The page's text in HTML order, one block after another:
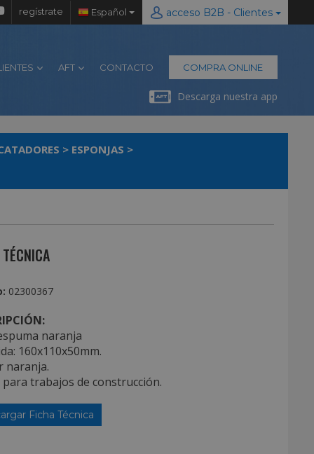
regístrate Español acceso B2B - Clientes
AFT CONTACTO COMPRA ONLINE
Descarga nuestra app
> ESPONJAS >
02300367
naranja
160x110x50mm.
naranja.
para trabajos de construcción.
Ficha Técnica